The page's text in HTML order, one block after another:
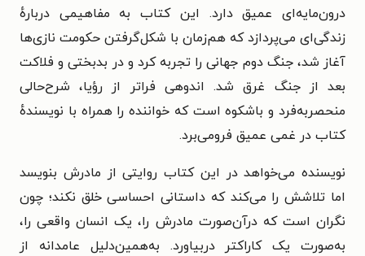
درون‌مایه‌ای عمیق دارد. این کتاب به مفاهیمی دربارهٔ
زندگی‌ای می‌پردازد که هم‌زمان با شکل‌گرفتن حکومت نازی‌ها
آغاز شد، جنگ دوم جهانی را تجربه کرد و در بدبختی و فلاکت
بعد از جنگ غرق شد. اندوهی فراتر از رؤیا، شرح‌حالی
منحصربه‌فرد و باشکوه است که خواننده را همراه با نویسندهٔ
کتاب در غمی عمیق فرومی‌برد.
نویسنده می‌خواهد در این کتاب روایتی از مادرش بنویسد
اما تلاشش را می‌کند که داستانی احساسی خلق نکند؛ چون
نگران است که درآن‌صورت مادرش را، یک انسان واقعی را،
به‌صورت یک کاراکتر دربیاورد. به‌همین‌دلیل عامدانه از